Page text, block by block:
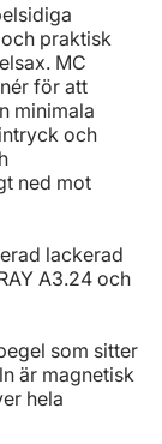
praktisk
MC
för att
minimala
och
ned mot
lackerad
A3.24 och
som sitter
är magnetisk
hela